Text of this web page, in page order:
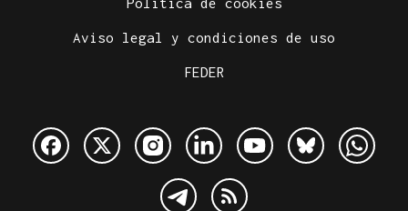
Aviso legal y condiciones de uso
FEDER